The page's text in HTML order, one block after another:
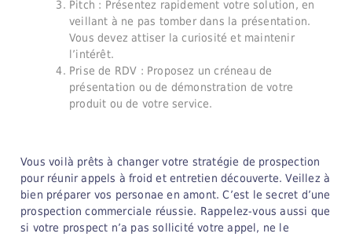
Pitch : Présentez rapidement votre solution, en
veillant à ne pas tomber dans la présentation.
Vous devez attiser la curiosité et maintenir
l’intérêt.
Prise de RDV : Proposez un créneau de
présentation ou de démonstration de votre
produit ou de votre service.
Vous voilà prêts à changer votre stratégie de prospection
pour réunir appels à froid et entretien découverte. Veillez à
bien préparer vos personae en amont. C’est le secret d’une
prospection commerciale réussie. Rappelez-vous aussi que
si votre prospect n’a pas sollicité votre appel, ne le